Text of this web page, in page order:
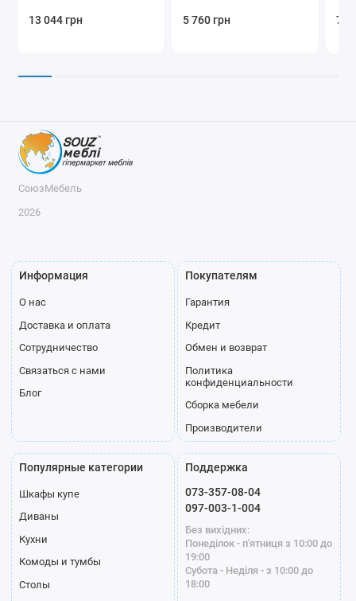
13 044 грн 5 760 грн 7
СоюзМебель
2026
Информация
О нас
Доставка и оплата
Сотрудничество
Связаться с нами
Блог
Покупателям
Гарантия
Кредит
Обмен и возврат
Политика
конфиденциальности
Сборка мебели
Производители
Популярные категории
Шкафы купе
Диваны
Кухни
Комоды и тумбы
Столы
Поддержка
073-357-08-04
097-003-1-004
Без вихідних:
Понеділок - п'ятниця з 10:00 до
19:00
Субота - Неділя - з 10:00 до
18:00